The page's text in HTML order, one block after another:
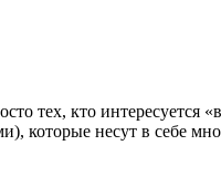
тех, кто интересуется
которые несут в себе